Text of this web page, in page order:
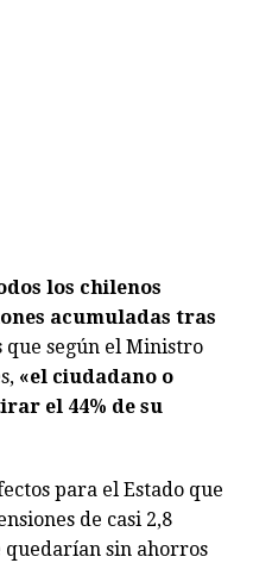
los chilenos
acumuladas tras
que según el Ministro
«el ciudadano o
el 44% de su
para el Estado que
de casi 2,8
quedarían sin ahorros